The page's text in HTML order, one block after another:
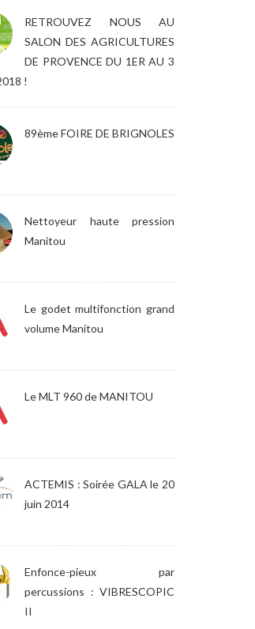
RETROUVEZ NOUS AU
SALON DES AGRICULTURES
DE PROVENCE DU 1ER AU 3
!
89ème FOIRE DE BRIGNOLES
Nettoyeur haute pression
Manitou
Le godet multifonction grand
volume Manitou
Le MLT 960 de MANITOU
ACTEMIS : Soirée GALA le 20
juin 2014
Enfonce-pieux par
percussions : VIBRESCOPIC
II